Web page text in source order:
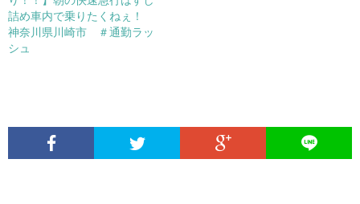
詰め車内で乗りたくねぇ！
神奈川県川崎市 ＃通勤ラッ
シュ